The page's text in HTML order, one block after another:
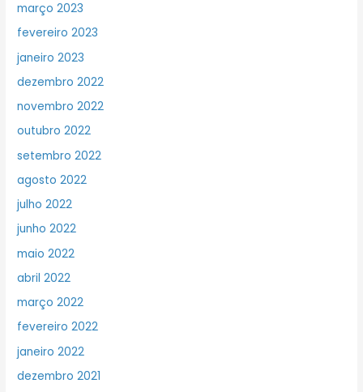
março 2023
fevereiro 2023
janeiro 2023
dezembro 2022
novembro 2022
outubro 2022
setembro 2022
agosto 2022
julho 2022
junho 2022
maio 2022
abril 2022
março 2022
fevereiro 2022
janeiro 2022
dezembro 2021